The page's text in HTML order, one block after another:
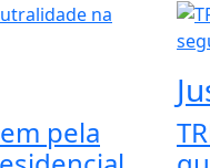
pela